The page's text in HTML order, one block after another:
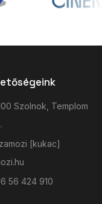
Szolnok, Templom
[kukac]
56 424 910